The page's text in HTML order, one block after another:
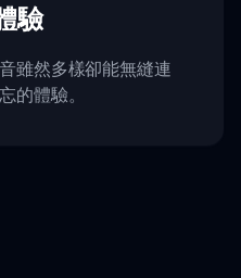
驗
雖然多樣卻能無縫連
的體驗。